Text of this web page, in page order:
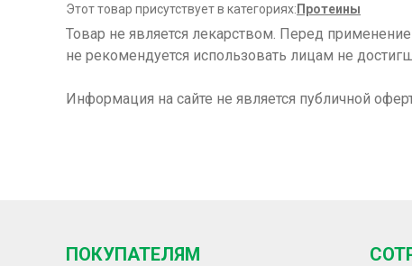
Этот товар присутствует в категориях: Протеины
Товар не является лекарством. Перед
не рекомендуется использовать лицам не
Информация на сайте не является публичной
ПОКУПАТЕЛЯМ